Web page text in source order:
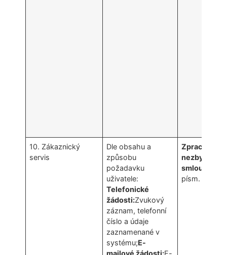
10. Zákaznický
servis
Dle obsahu a
způsobu
požadavku
uživatele:
Telefonické
žádosti:Zvukový
záznam, telefonní
číslo a údaje
zaznamenané v
systému;E-
Zpracování
nezbytné
smlouvy
písm. b)